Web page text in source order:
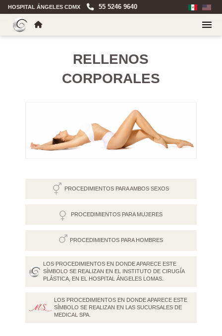
HOSPITAL ÁNGELES CDMX 55 5246 9640
RELLENOS
CORPORALES
PROCEDIMIENTOS PARA AMBOS SEXOS
PROCEDIMIENTOS PARA MUJERES
PROCEDIMIENTOS PARA HOMBRES
LOS PROCEDIMIENTOS EN DONDE APARECE ESTE
SÍMBOLO SE REALIZAN EN EL INSTITUTO DE CIRUGÍA
PLÁSTICA, EN EL HOSPITAL ÁNGELES LOMAS.
LOS PROCEDIMIENTOS EN DONDE APARECE ESTE
SÍMBOLO SE REALIZAN EN LAS SUCURSALES DE
MEDICAL SPA.